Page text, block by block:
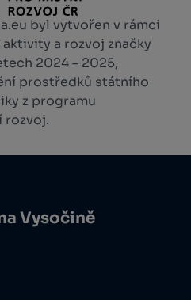
byl vytvořen v rámci
a rozvoj značky
2024 – 2025,
prostředků státního
z programu
rozvoj.
Vysočině